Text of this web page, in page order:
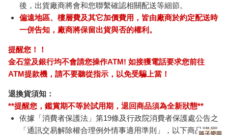
後，出貨廠商將會和您聯繫確認相關配送等細節。
偏遠地區、樓層費及其它加價費用，皆由廠商於約定配送時
一併告知，廠商將保留出貨與否的權利。
提醒您！！
金石堂及銀行均不會請您操作ATM! 如接獲電話要求您前往
ATM提款機，請不要聽從指示，以免受騙上當！
退換貨須知：
**提醒您，鑑賞期不等於試用期，退回商品須為全新狀態**
依據「消費者保護法」第19條及行政院消費者保護處公告之
「通訊交易解除權合理例外情事適用準則」，以下商品購買